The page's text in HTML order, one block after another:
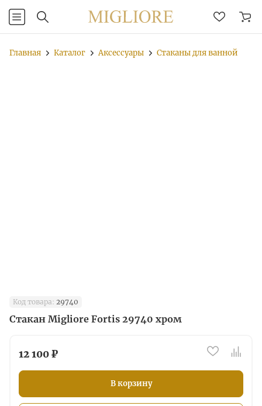
Главная Каталог Аксессуары Стаканы для ванной
Код товара: 29740
Стакан Migliore Fortis 29740 хром
12 100 ₽
В корзину